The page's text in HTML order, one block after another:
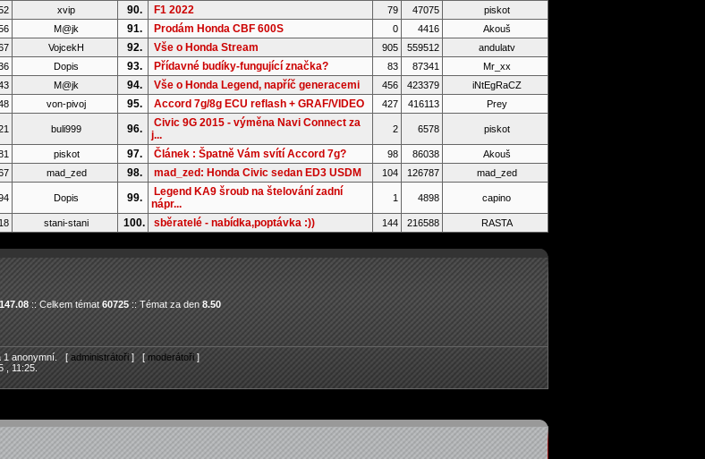
xvip 90. F1 2022 79 47075 piskot
M@jk 91. Prodám Honda CBF 600S 0 4416 Akouš
VojcekH 92. Vše o Honda Stream 905 559512 andulatv
Dopis 93. Přídavné budíky-fungující značka? 83 87341 Mr_xx
M@jk 94. Vše o Honda Legend, napříč generacemi 456 423379 iNtEgRaCZ
von-pivoj 95. Accord 7g/8g ECU reflash + GRAF/VIDEO 427 416113 Prey
buli999 96.
Civic 9G 2015 - výměna Navi Connect za
j...
2 6578 piskot
piskot 97. Článek : Špatně Vám svítí Accord 7g? 98 86038 Akouš
mad_zed 98. mad_zed: Honda Civic sedan ED3 USDM 104 126787 mad_zed
Dopis 99.
Legend KA9 šroub na štelování zadní
nápr...
1 4898 capino
stani-stani 100. sběratelé - nabídka,poptávka :)) 144 216588 RASTA
147.08:: Celkem témat60725:: Témat za den8.50
1 anonymní. [ administrátoři ] [ moderátoři ]
, 11:25.